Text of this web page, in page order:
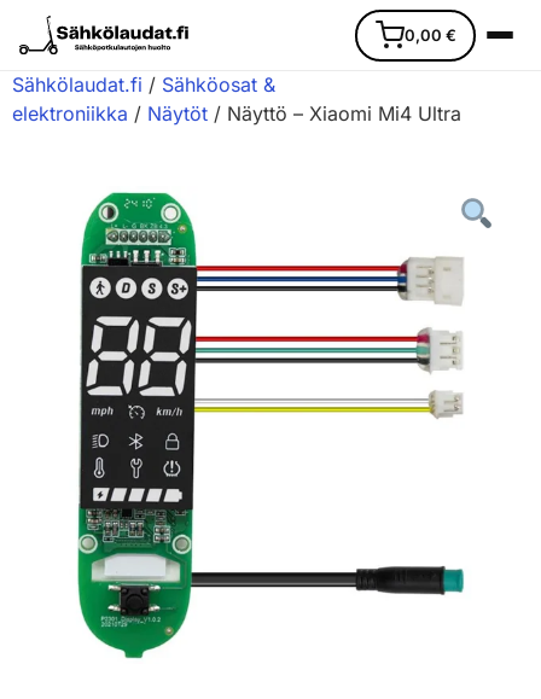
0,00 €
Etusivu
Ajoneuvot
Varaosat
Lisävarusteet
Huoltopalvelu
Yrityksille
Yhteystiedot
Sähkölaudat.fi / Sähköosat &
elektroniikka / Näytöt / Näyttö – Xiaomi Mi4 Ultra